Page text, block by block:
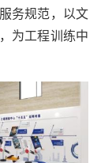
务规范，以文
为工程训练中